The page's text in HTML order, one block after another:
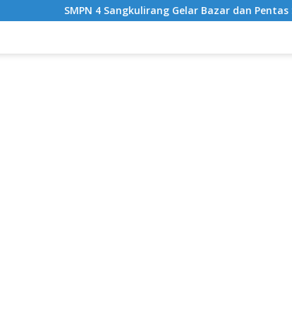
4 Sangkulirang Gelar Bazar dan Pentas Seni Ke-3,